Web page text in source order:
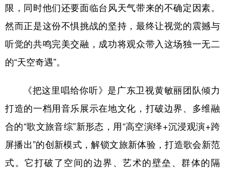
新疆 内蒙古 黑龙江
Русский язык 日本語 한국어
限，同时他们还要面临台风天气带来的不确定因素。
然而正是这份不惧挑战的坚持，最终让视觉的震撼与
听觉的共鸣完美交融，成功将观众带入这场独一无二
的“天空奇遇”。
《把这里唱给你听》是广东卫视黄敏丽团队倾力
打造的一档用音乐展示在地文化，打破边界、多维融
合的“歌文旅音综”新形态，用“高空演绎+沉浸观演+跨
屏播出”的创新模式，解锁文旅新体验，打造歌会新范
式。它打破了空间的边界、艺术的壁垒、群体的隔